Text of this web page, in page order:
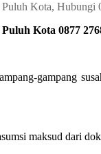
Kota 0877
gampang
maksud dari